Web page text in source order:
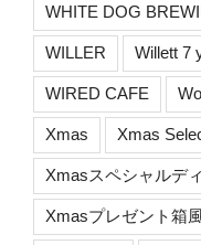
WHITE DOG
WILLER Willett 7
WIRED CAFE
Xmas Xmas
Xmasスペシャルデ
Xmasプレゼント箱